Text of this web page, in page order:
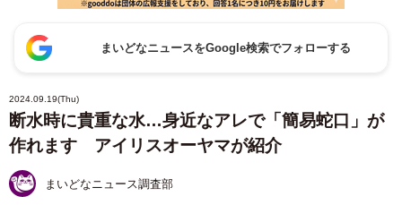
まいどなニュースをGoogle検索でフォローする
2024.09.19(Thu)
断水時に貴重な水…身近なアレで「簡易蛇口」が
作れます アイリスオーヤマが紹介
まいどなニュース調査部